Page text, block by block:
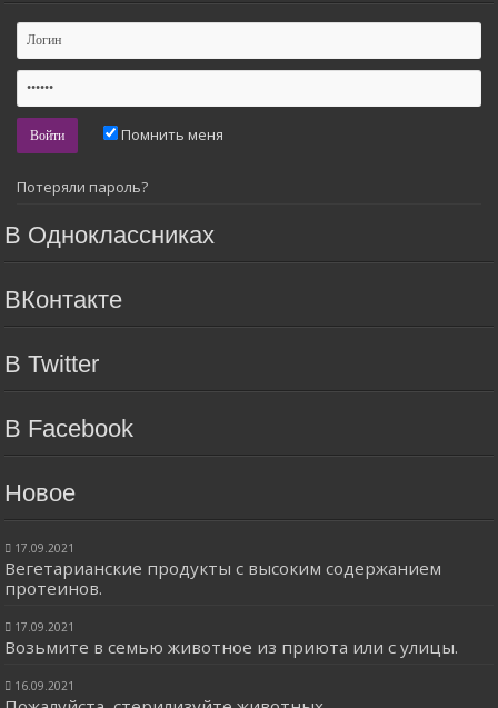
Помнить меня
Потеряли пароль?
В Одноклассниках
ВКонтакте
В Twitter
В Facebook
Новое
17.09.2021
Вегетарианские продукты с высоким содержанием
протеинов.
17.09.2021
Возьмите в семью животное из приюта или с улицы.
16.09.2021